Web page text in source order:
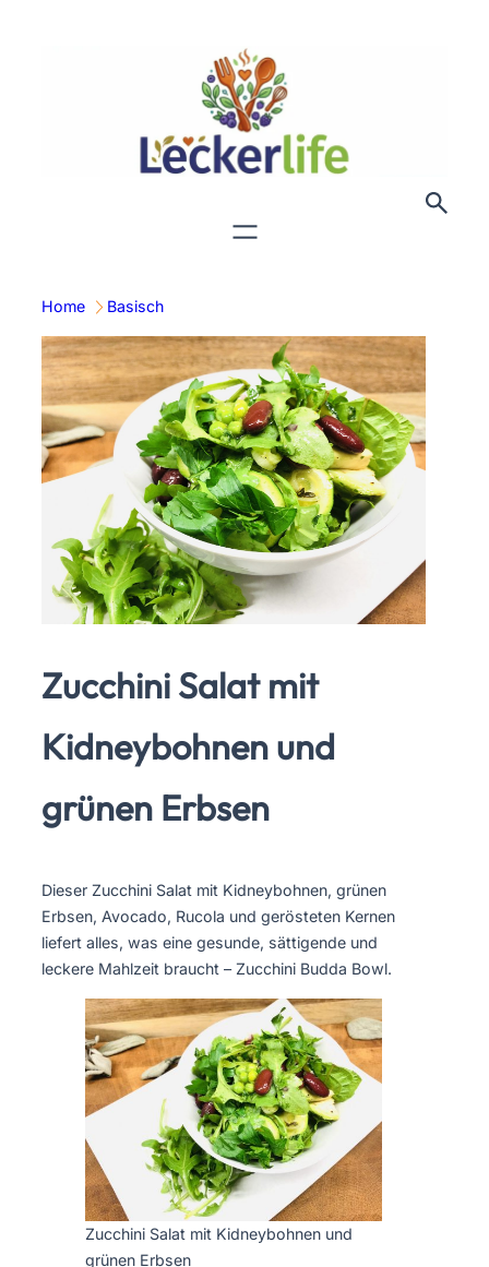
Home Basisch
Zucchini Salat mit
Kidneybohnen und
grünen Erbsen
Dieser Zucchini Salat mit Kidneybohnen, grünen
Erbsen, Avocado, Rucola und gerösteten Kernen
liefert alles, was eine gesunde, sättigende und
leckere Mahlzeit braucht – Zucchini Budda Bowl.
Zucchini Salat mit Kidneybohnen und
grünen Erbsen